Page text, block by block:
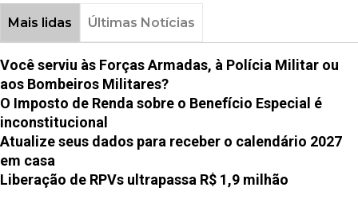
Mais lidas Últimas Notícias
Você serviu às Forças Armadas, à Polícia Militar ou
aos Bombeiros Militares?
O Imposto de Renda sobre o Benefício Especial é
inconstitucional
Atualize seus dados para receber o calendário 2027
em casa
Liberação de RPVs ultrapassa R$ 1,9 milhão